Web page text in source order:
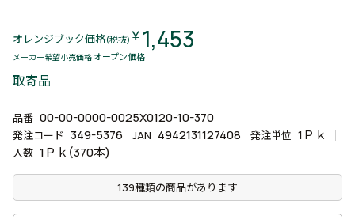
オレンジブック価格(税抜) ￥ 1,453
メーカー希望小売価格 オープン価格
取寄品
品番 00-00-0000-0025X0120-10-370
発注コード 349-5376 JAN 4942131127408 発注単位 1Ｐｋ
入数 1Ｐｋ(370本)
139種類の商品があります